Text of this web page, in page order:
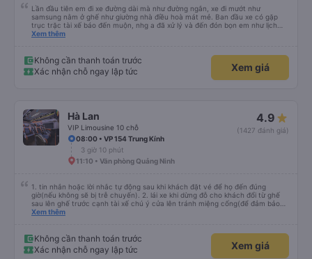
Lần đầu tiên em đi xe đường dài mà như đường ngắn, xe đi mướt như
samsung nằm ở ghế như giường nhà điều hoà mát mẻ. Ban đầu xe có gặp
trục trặc tài xế báo đến muộn, nhg a đã xử lý và đến đón bọn em như lịch
trên hệ thống. Anh tài xế Văn Sĩ quá vui tính và nhiệt tình, trời mưa gió đã
Xem thêm
Không cần thanh toán trước
Xác nhận chỗ ngay lập tức
Xem giá
Hà Lan
VIP Limousine 10 chỗ
4.9
(1427 đánh giá)
08:00 • VP 154 Trung Kính
3 giờ 10 phút
11:10 • Văn phòng Quảng Ninh
1. tin nhắn hoặc lời nhắc tự động sau khi khách đặt vé để họ đến đúng
giờ(nếu không sẽ bị trễ chuyến). 2. lái xe khi dừng đỗ cho khách đổi từ ghế
sau lên ghế trước cạnh tài xế chú ý cửa lên tránh miệng cống(để đảm bảo
an toàn cho khách- tại HN: miệng cống bằng sắt chữ nhật dạng ô lưới, cửa
Tng kịp 20h, để khách nối chuyến Xe 11 chỗ nên thoáng đãng.
Xem thêm
Không cần thanh toán trước
Xác nhận chỗ ngay lập tức
Xem giá